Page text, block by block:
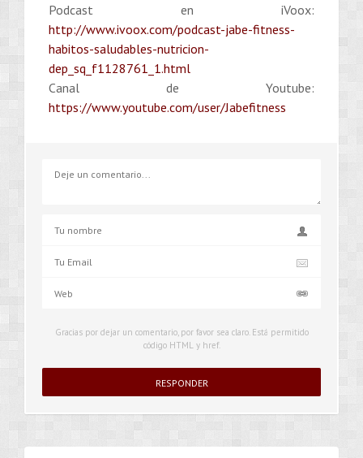
Podcast en iVoox:
http://www.ivoox.com/podcast-jabe-fitness-
habitos-saludables-nutricion-
dep_sq_f1128761_1.html
Canal de Youtube:
https://www.youtube.com/user/Jabefitness
Gracias por dejar un comentario, por favor sea claro. Está permitido
código HTML y href.